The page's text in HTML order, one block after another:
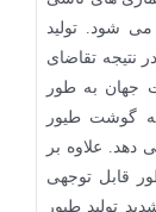
شود. تولید
نتیجه تقاضای
جهان به طور
گوشت طیور
علاوه بر
قابل توجهی
تولید طیور